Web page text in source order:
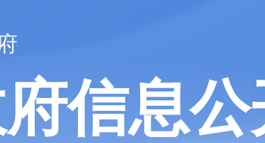
信息公